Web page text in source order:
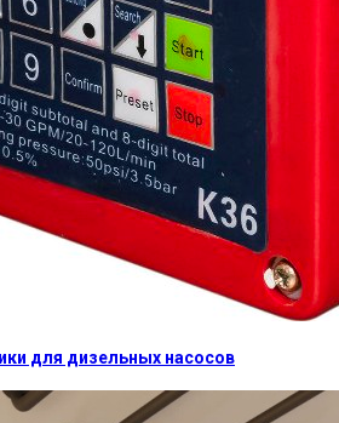
для дизельных насосов